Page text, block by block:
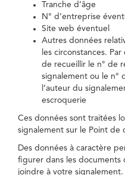
Tranche d’âge
N° d’entreprise
Site web éventuel
Autres données
les circonstances.
de recueillir le n° de
signalement ou le n°
l’auteur du
escroquerie
Ces données sont traitées
signalement sur le Point de
Des données à caractère
figurer dans les documents
joindre à votre signalement.